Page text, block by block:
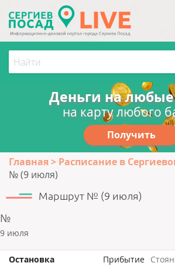
Деньги на
на карту любого
Получить
Главная
Расписание в
№ (9 июля)
Маршрут № (9 июля)
№
9 июля
Остановка Прибытие